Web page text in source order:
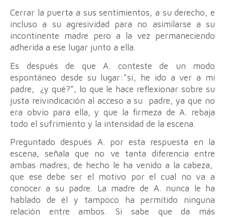
Cerrar la puerta a sus sentimientos, a su derecho, e
incluso a su agresividad para no asimilarse a su
incontinente madre pero a la vez permaneciendo
adherida a ese lugar junto a ella.
Es después de que A. conteste de un modo
espontáneo desde su lugar:”sí, he ido a ver a mi
padre, ¿y qué?”, lo que le hace reflexionar sobre su
justa reivindicación al acceso a su padre, ya que no
era obvio para ella, y que la firmeza de A. rebaja
todo el sufrimiento y la intensidad de la escena.
Preguntado después A. por esta respuesta en la
escena, señala que no ve tanta diferencia entre
ambas madres, de hecho le ha venido a la cabeza,
que ese debe ser el motivo por el cual no va a
conocer a su padre. La madre de A. nunca le ha
hablado de él y tampoco ha permitido ninguna
relación entre ambos. Si sabe que da más